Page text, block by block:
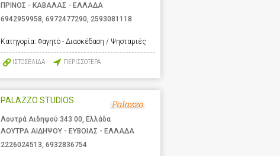
ΠΡΙΝΟΣ - ΚΑΒΑΛΑΣ - ΕΛΛΑΔΑ
6942959958 6972477290 2593081118
Κατηγορία: Φαγητό - Διασκέδαση / Ψησταριές
ΙΣΤΟΣΕΛΙΔΑ ΠΕΡΙΣΣΟΤΕΡΑ
PALAZZO STUDIOS
Λουτρά Αιδηψού 343 00, Ελλάδα
ΛΟΥΤΡΑ ΑΙΔΗΨΟΥ - ΕΥΒΟΙΑΣ - ΕΛΛΑΔΑ
2226024513, 6932836754